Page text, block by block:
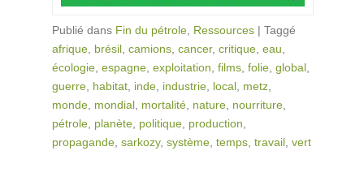
Publié dans Fin du pétrole, Ressources | Taggé
afrique, brésil, camions, cancer, critique, eau,
écologie, espagne, exploitation, films, folie, global,
guerre, habitat, inde, industrie, local, metz,
monde, mondial, mortalité, nature, nourriture,
pétrole, planète, politique, production,
propagande, sarkozy, système, temps, travail, vert